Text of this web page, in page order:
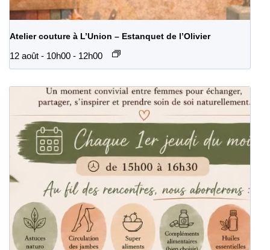
Atelier couture à L’Union – Estanquet de l’Olivier
12 août - 10h00 - 12h00